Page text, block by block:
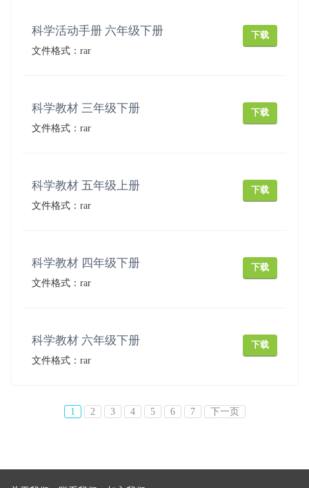
科学活动手册 六年级下册
下载
文件格式：rar
科学教材 三年级下册
下载
文件格式：rar
科学教材 五年级上册
下载
文件格式：rar
科学教材 四年级下册
下载
文件格式：rar
科学教材 六年级下册
下载
文件格式：rar
1 2 3 4 5 6 7 下一页